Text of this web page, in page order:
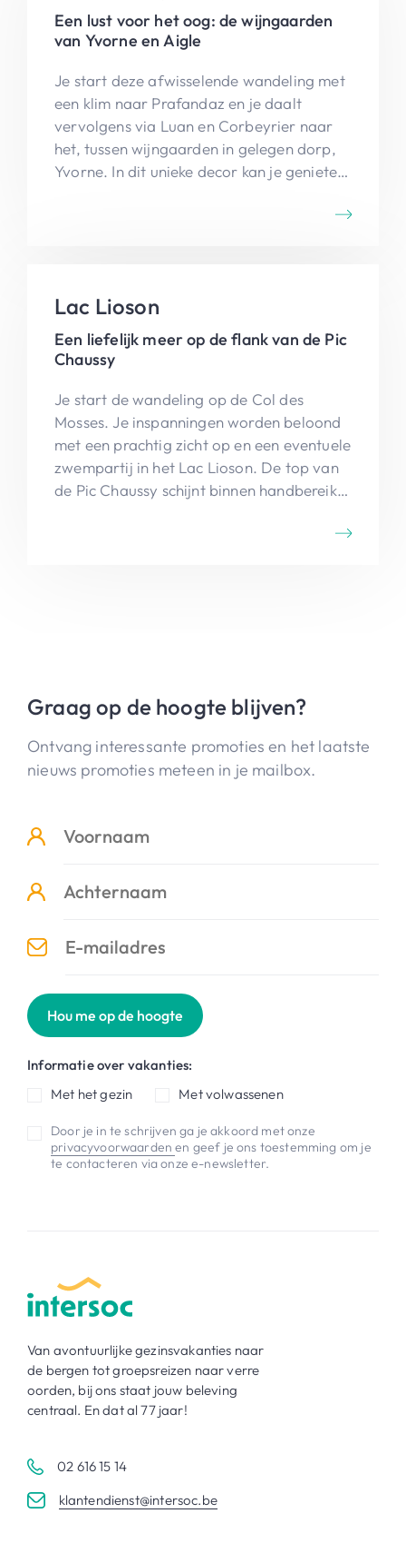
Een lust voor het oog: de wijngaarden
van Yvorne en Aigle
Je start deze afwisselende wandeling met
een klim naar Prafandaz en je daalt
vervolgens via Luan en Corbeyrier naar
het, tussen wijngaarden in gelegen dorp,
Yvorne. In dit unieke decor kan je genieten
wijnboeren. De terugrit met de bergtrein
Lac Lioson
Een liefelijk meer op de flank van de Pic
Chaussy
Je start de wandeling op de Col des
Mosses. Je inspanningen worden beloond
met een prachtig zicht op en een eventuele
zwempartij in het Lac Lioson. De top van
de Pic Chaussy schijnt binnen handbereik
Graag op de hoogte blijven?
Ontvang interessante promoties en het laatste
nieuws promoties meteen in je mailbox.
Hou me op de hoogte
Informatie over vakanties:
Met het gezin
Met volwassenen
Door je in te schrijven ga je akkoord met onze
privacyvoorwaardenen geef je ons toestemming om je
te contacteren via onze e-newsletter.
Van avontuurlijke gezinsvakanties naar
de bergen tot groepsreizen naar verre
oorden, bij ons staat jouw beleving
centraal. En dat al 77 jaar!
02 616 15 14
klantendienst@intersoc.be